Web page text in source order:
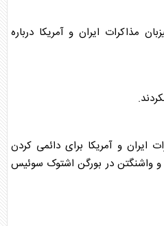
مذاکرات ایرانوآمریکا درباره
ایران و آمریکا برای دائمی کردن
و واشنگتن در بورگن اشتوک سوئیس